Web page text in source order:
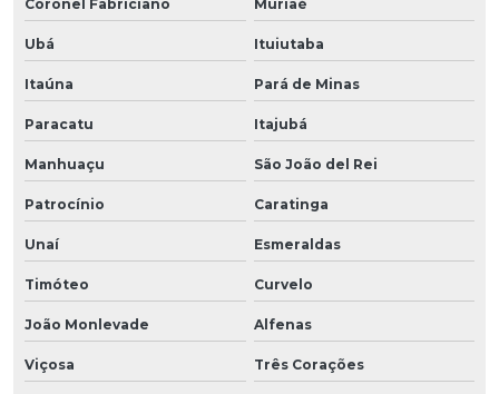
Coronel Fabriciano Muriaé
Ubá Ituiutaba
Itaúna Pará de Minas
Paracatu Itajubá
Manhuaçu São João del Rei
Patrocínio Caratinga
Unaí Esmeraldas
Timóteo Curvelo
João Monlevade Alfenas
Viçosa Três Corações